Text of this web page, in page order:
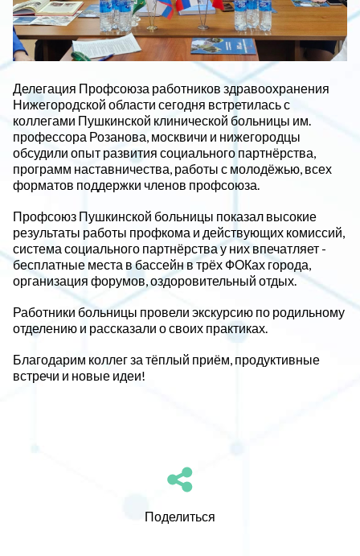
Делегация Профсоюза работников здравоохранения
Нижегородской области сегодня встретилась с
коллегами Пушкинской клинической больницы им.
профессора Розанова, москвичи и нижегородцы
обсудили опыт развития социального партнёрства,
программ наставничества, работы с молодёжью, всех
форматов поддержки членов профсоюза.
Профсоюз Пушкинской больницы показал высокие
результаты работы профкома и действующих комиссий,
система социального партнёрства у них впечатляет -
бесплатные места в бассейн в трёх ФОКах города,
организация форумов, оздоровительный отдых.
Работники больницы провели экскурсию по родильному
отделению и рассказали о своих практиках.
Благодарим коллег за тёплый приём, продуктивные
встречи и новые идеи!
Поделиться